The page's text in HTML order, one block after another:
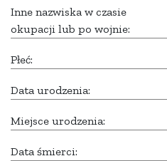
Inne nazwiska w czasie
okupacji lub po wojnie:
Płeć:
Data urodzenia:
Miejsce urodzenia:
Data śmierci: